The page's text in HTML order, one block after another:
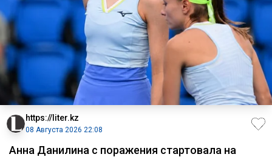
https://liter.kz
08 Августа 2026 22:08
Анна Данилина с поражения стартовала на